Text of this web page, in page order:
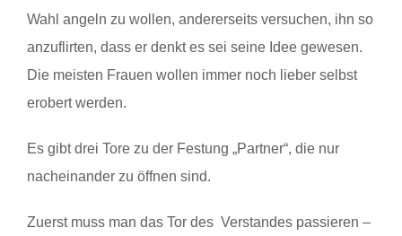
Wahl angeln zu wollen, andererseits versuchen, ihn so
anzuflirten, dass er denkt es sei seine Idee gewesen.
Die meisten Frauen wollen immer noch lieber selbst
erobert werden.
Es gibt drei Tore zu der Festung „Partner“, die nur
nacheinander zu öffnen sind.
Zuerst muss man das Tor des Verstandes passieren –